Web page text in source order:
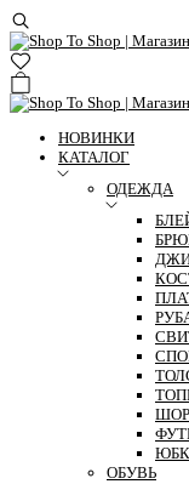
НОВИНКИ
КАТАЛОГ
ОДЕЖДА
ОБУВЬ